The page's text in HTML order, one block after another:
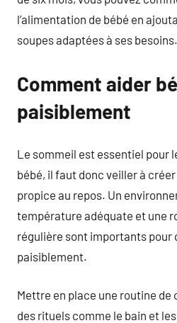
l’alimentation de bébé en
soupes adaptées à ses besoins.
Comment aider
paisiblement
Le sommeil est essentiel pour
bébé, il faut donc veiller à
propice au repos. Un
température adéquate et une
régulière sont importants pour
paisiblement.
Mettre en place une routine de
des rituels comme le bain et